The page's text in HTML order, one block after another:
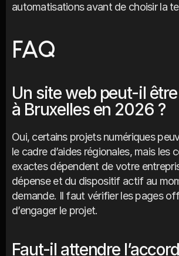
automatisations avant de choisir la
FAQ
Un site web peut-il
à Bruxelles en 2026 ?
Oui, certains projets numériques
le cadre d’aides régionales, mais les
exactes dépendent de votre
dépense et du dispositif actif au
demande. Il faut vérifier les pages
d’engager le projet.
Faut-il attendre